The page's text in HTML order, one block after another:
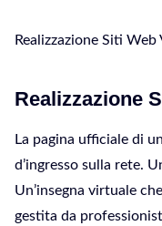
Realizzazione Siti Web
Realizzazione
La pagina ufficiale di
d’ingresso sulla rete.
Un’insegna virtuale
gestita da